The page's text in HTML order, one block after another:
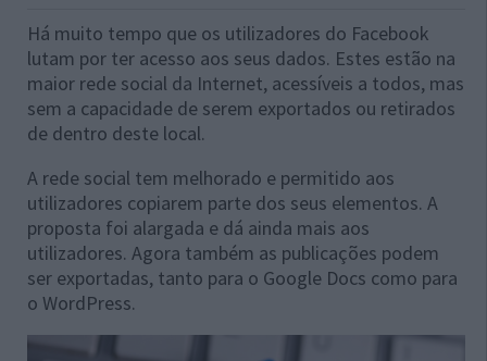
Há muito tempo que os utilizadores do Facebook
lutam por ter acesso aos seus dados. Estes estão na
maior rede social da Internet, acessíveis a todos, mas
sem a capacidade de serem exportados ou retirados
de dentro deste local.
A rede social tem melhorado e permitido aos
utilizadores copiarem parte dos seus elementos. A
proposta foi alargada e dá ainda mais aos
utilizadores. Agora também as publicações podem
ser exportadas, tanto para o Google Docs como para
o WordPress.